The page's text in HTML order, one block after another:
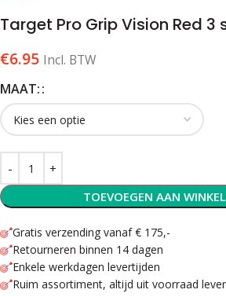
Target Pro Grip Vision Red 3
€6.95 Incl. BTW
MAAT:
TOEVOEGEN AAN
Gratis verzending vanaf € 175,-
Retourneren binnen 14 dagen
Enkele werkdagen levertijden
Ruim assortiment, altijd uit voorraad